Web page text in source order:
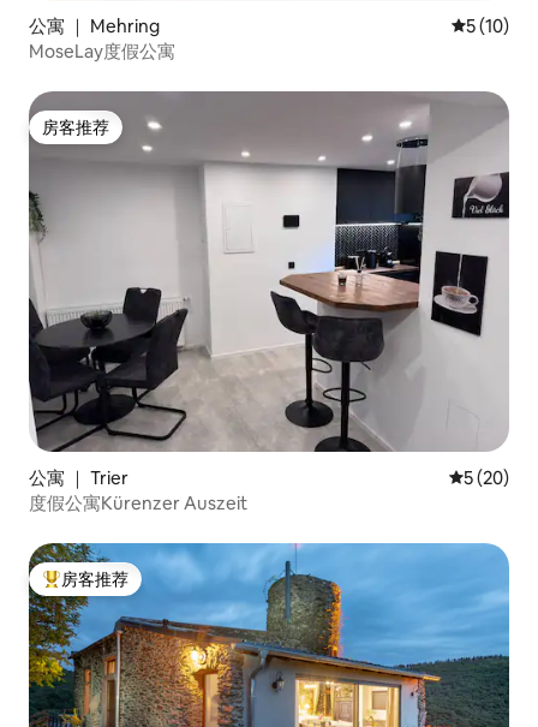
公寓 ｜ Mehring 平均评分
5 (10)
MoseLay度假公寓
房客推荐
房客推荐
公寓 ｜ Trier 平均评分
5 (20)
度假公寓Kürenzer Auszeit
热门「房客推荐」
房客推荐